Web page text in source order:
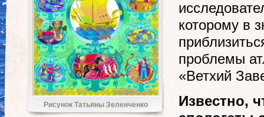
Рисунок Татьяны Зеленченко
которому в
проблемы
«Ветхий
Известно,